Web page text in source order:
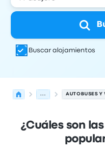
Buscar alojamientos
... AUTOBUSES Y
¿Cuáles son